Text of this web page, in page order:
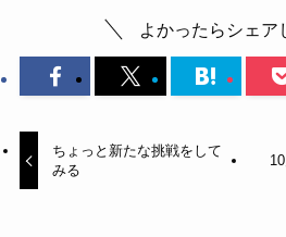
よかったらシェア
ちょっと新たな挑戦をして
みる